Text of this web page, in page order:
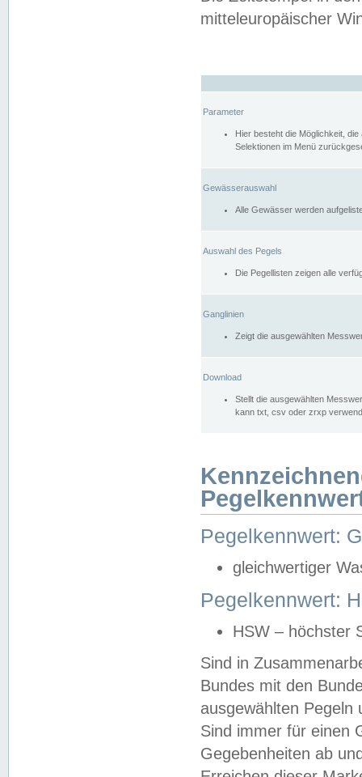
mitteleuropäischer
Parameter
Hier besteht die Möglichkeit,
Selektionen im Menü
Gewässerauswahl
Alle Gewässer werden
Auswahl des Pegels
Die Pegellisten zeigen alle
Ganglinien
Zeigt die ausgewählten
Download
Stellt die ausgewählten
kann txt, csv oder zrxp
Pegelkennwert:
gleichwertiger
Pegelkennwert:
HSW – höchster
Sind in
Bundes mit den
ausgewählten
Sind immer für einen
Gegebenheiten ab